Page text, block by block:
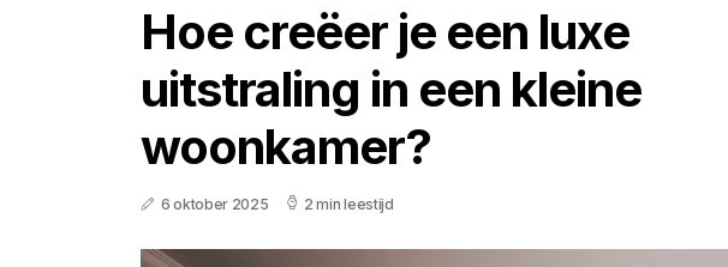
Hoe creëer je een luxe
uitstraling in een kleine
woonkamer?
6 oktober 2025 2 min leestijd